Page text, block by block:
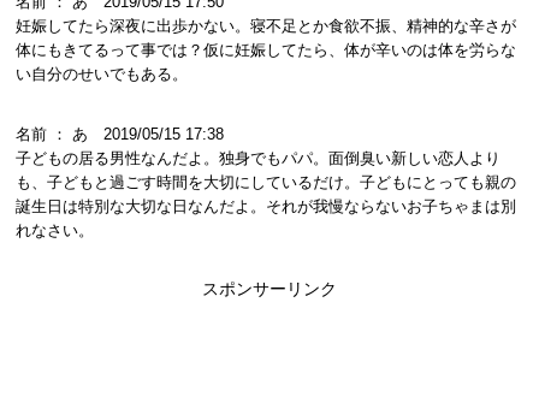
妊娠してたら深夜に出歩かない。寝不足とか食欲不振、精神的な辛さが
体にもきてるって事では？仮に妊娠してたら、体が辛いのは体を労らな
い自分のせいでもある。
名前 ： あ 2019/05/15 17:38
子どもの居る男性なんだよ。独身でもパパ。面倒臭い新しい恋人より
も、子どもと過ごす時間を大切にしているだけ。子どもにとっても親の
誕生日は特別な大切な日なんだよ。それが我慢ならないお子ちゃまは別
れなさい。
スポンサーリンク